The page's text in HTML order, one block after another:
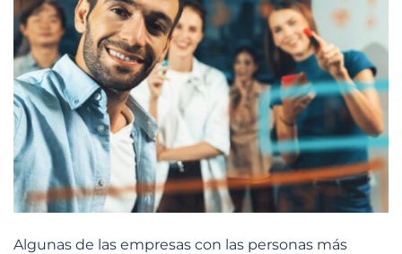
Algunas de las empresas con las personas más